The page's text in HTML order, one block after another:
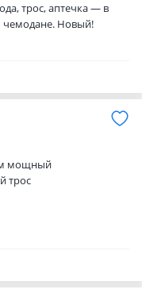
трос, аптечка — в
Новый!
мощный
трос